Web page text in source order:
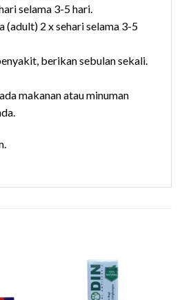
selama 3-5 hari.
(adult) 2 x sehari selama 3-5
berikan sebulan sekali.
makanan atau minuman